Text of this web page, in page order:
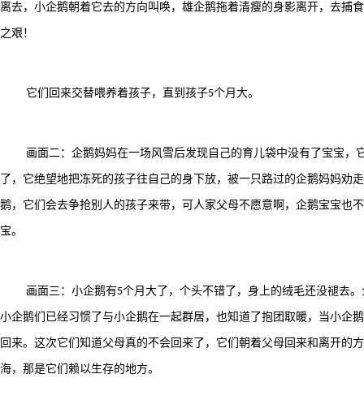
离去，小企鹅朝着它去的方向叫唤，雄企鹅拖着清瘦的身影离开，去捕
之艰！
它们回来交替喂养着孩子，直到孩子5个月大。
画面二：企鹅妈妈在一场风雪后发现自己的育儿袋中没有了宝宝，
了，它绝望地把冻死的孩子往自己的身下放，被一只路过的企鹅妈妈劝
鹅，它们会去争抢别人的孩子来带，可人家父母不愿意啊，企鹅宝宝也
宝。
画面三：小企鹅有5个月大了，个头不错了，身上的绒毛还没褪去
小企鹅们已经习惯了与小企鹅在一起群居，也知道了抱团取暖，当小企
回来。这次它们知道父母真的不会回来了，它们朝着父母回来和离开的
海，那是它们赖以生存的地方。